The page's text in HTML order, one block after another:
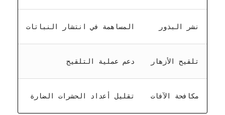
نشر البذور المساهمة في انتشار النباتات
تلقيح الأزهار دعم عملية التلقيح
مكافحة الآفات تقليل أعداد الحشرات الضارة